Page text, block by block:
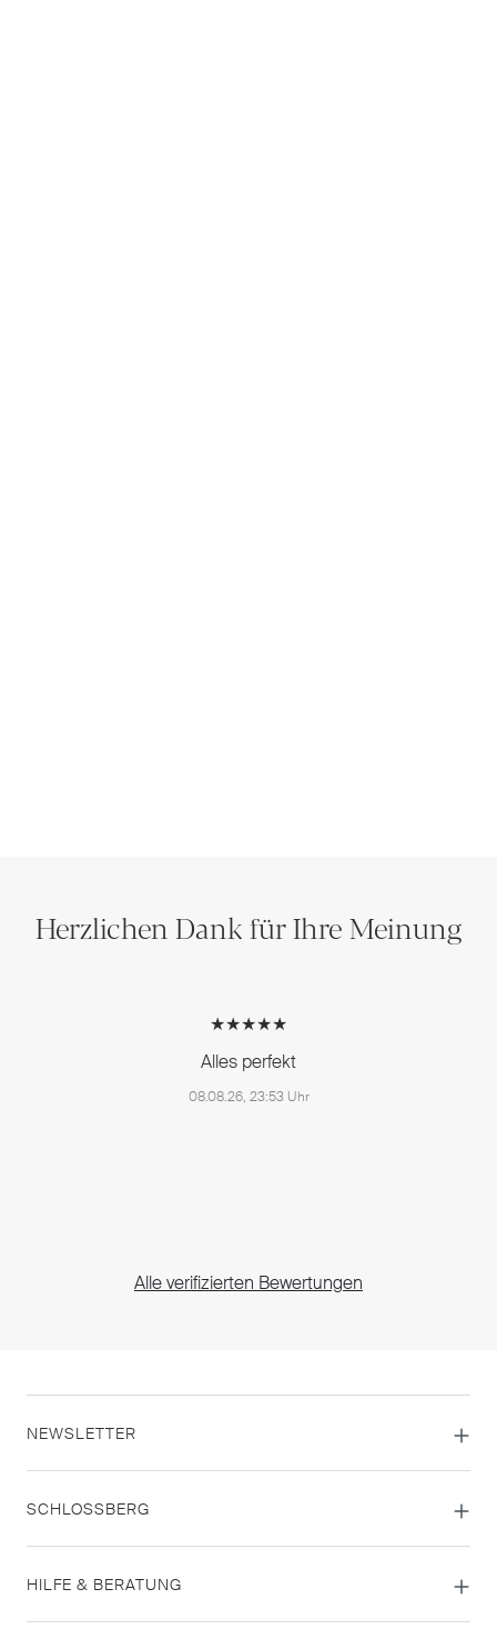
Herzlichen Dank für Ihre Meinung
★★★★★
Alles perfekt
08.08.26, 23:53 Uhr
Alle verifizierten Bewertungen
NEWSLETTER
SCHLOSSBERG
HILFE & BERATUNG